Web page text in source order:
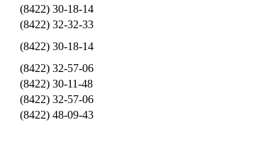
(8422) 30-18-14
(8422) 32-32-33
(8422) 30-18-14
(8422) 32-57-06
(8422) 30-11-48
(8422) 32-57-06
(8422) 48-09-43